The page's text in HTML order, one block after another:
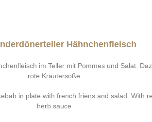
Hähnchenfleisch
im Teller mit Pommes und Salat.
rote Kräutersoße
in plate with french friens and salad. With
herb sauce